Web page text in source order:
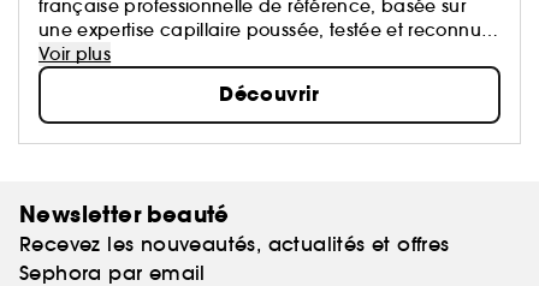
française professionnelle de référence, basée sur
une expertise capillaire poussée, testée et reconnue
par les coiffeurs en salons. Grâce à une technologie
moléculaire de haute précision, les soins L’Oréal
Professionnel s’adressent à tous les types de
cheveux. Les produits de styling allient technologie
et avant-gardisme artistique pour des looks inspirés
Voir plus
Découvrir
Newsletter beauté
Recevez les nouveautés, actualités et offres
Sephora par email